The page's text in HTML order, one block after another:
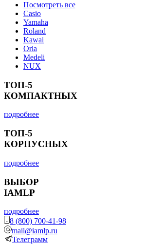
Посмотреть все
Casio
Yamaha
Roland
Kawai
Orla
Medeli
NUX
ТОП-5
КОМПАКТНЫХ
подробнее
ТОП-5
КОРПУСНЫХ
подробнее
ВЫБОР
IAMLP
подробнее
8 (800) 700-41-98
mail@iamlp.ru
Телеграмм